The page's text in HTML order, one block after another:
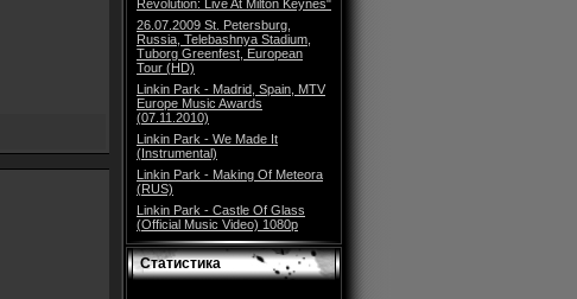
Revolution: Live At Milton Keynes"
26.07.2009 St. Petersburg,
Russia, Telebashnya Stadium,
Tuborg Greenfest, European
Tour (HD)
Linkin Park - Madrid, Spain, MTV
Europe Music Awards
(07.11.2010)
Linkin Park - We Made It
(Instrumental)
Linkin Park - Making Of Meteora
(RUS)
Linkin Park - Castle Of Glass
(Official Music Video) 1080p
Статистика